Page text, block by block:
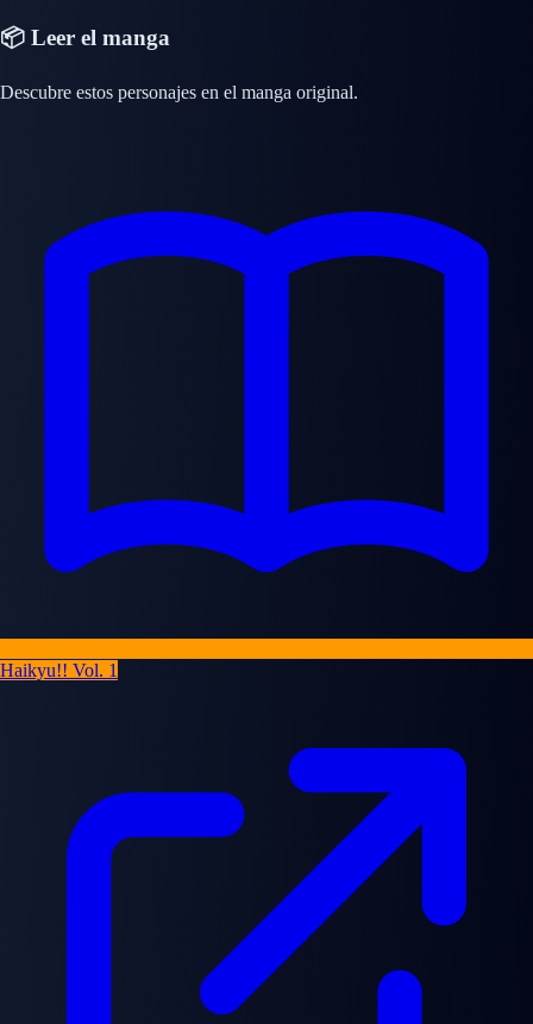
📦 Leer el manga
Descubre estos personajes en el manga original.
Haikyu!! Vol. 1